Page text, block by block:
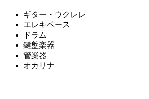
ギター・ウクレレ
エレキベース
ドラム
鍵盤楽器
管楽器
オカリナ